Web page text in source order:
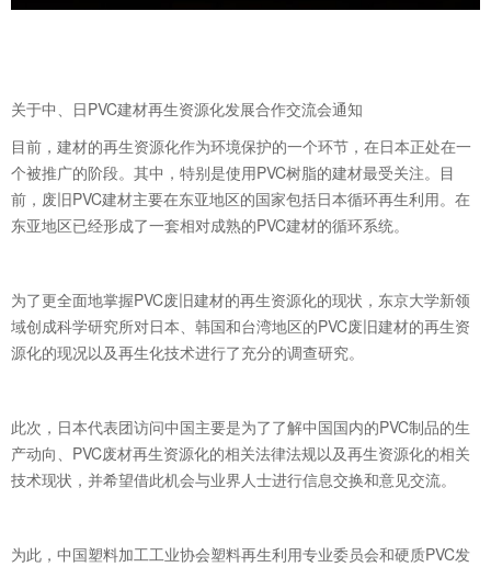
关于中、日PVC建材再生资源化发展合作交流会通知
目前，建材的再生资源化作为环境保护的一个环节，在日本正处在一
个被推广的阶段。其中，特别是使用PVC树脂的建材最受关注。目
前，废旧PVC建材主要在东亚地区的国家包括日本循环再生利用。在
东亚地区已经形成了一套相对成熟的PVC建材的循环系统。
为了更全面地掌握PVC废旧建材的再生资源化的现状，东京大学新领
域创成科学研究所对日本、韩国和台湾地区的PVC废旧建材的再生资
源化的现况以及再生化技术进行了充分的调查研究。
此次，日本代表团访问中国主要是为了了解中国国内的PVC制品的生
产动向、PVC废材再生资源化的相关法律法规以及再生资源化的相关
技术现状，并希望借此机会与业界人士进行信息交换和意见交流。
为此，中国塑料加工工业协会塑料再生利用专业委员会和硬质PVC发